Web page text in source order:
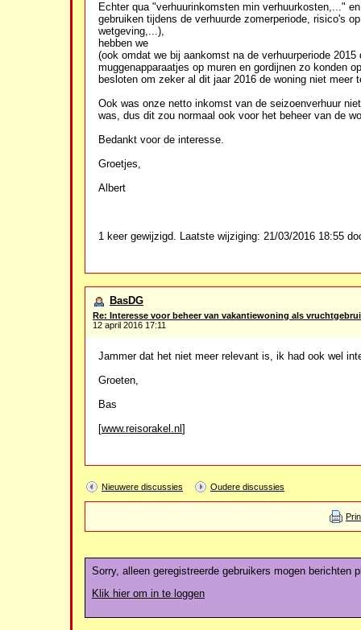
Echter qua "verhuurinkomsten min verhuurkosten,..."
gebruiken tijdens de verhuurde zomerperiode, risico's
wetgeving,...),
hebben we
(ook omdat we bij aankomst na de verhuurperiode
muggenapparaatjes op muren en gordijnen zo konden
besloten om zeker al dit jaar 2016 de woning niet meer
Ook was onze netto inkomst van de seizoenverhuur
was, dus dit zou normaal ook voor het beheer van de
Bedankt voor de interesse.
Groetjes,
Albert
1 keer gewijzigd. Laatste wijziging: 21/03/2016 18:55
BasDG
Re: Interesse voor beheer van vakantiewoning als
12 april 2016 17:11
Jammer dat het niet meer relevant is, ik had ook wel
Groeten,
Bas
[www.reisorakel.nl ]
Nieuwere discussies Oudere discussies
Sorry, alleen geregistreerde gebruikers mogen berichten
Klik hier om in te loggen